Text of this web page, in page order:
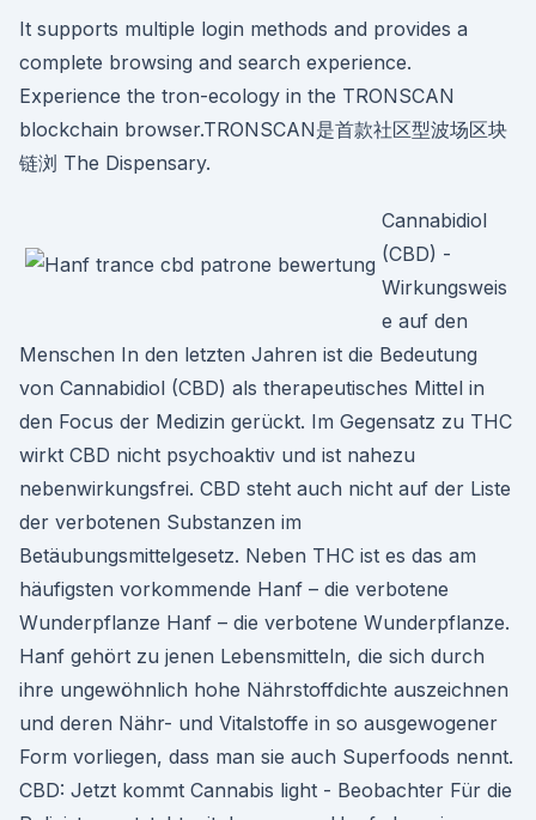
It supports multiple login methods and provides a
complete browsing and search experience.
Experience the tron-ecology in the TRONSCAN
blockchain browser.TRONSCAN是首款社区型波场区块
链浏 The Dispensary.
Cannabidiol
(CBD) -
Wirkungsweis
e auf den
Menschen In den letzten Jahren ist die Bedeutung
von Cannabidiol (CBD) als therapeutisches Mittel in
den Focus der Medizin gerückt. Im Gegensatz zu THC
wirkt CBD nicht psychoaktiv und ist nahezu
nebenwirkungsfrei. CBD steht auch nicht auf der Liste
der verbotenen Substanzen im
Betäubungsmittelgesetz. Neben THC ist es das am
häufigsten vorkommende Hanf – die verbotene
Wunderpflanze Hanf – die verbotene Wunderpflanze.
Hanf gehört zu jenen Lebensmitteln, die sich durch
ihre ungewöhnlich hohe Nährstoffdichte auszeichnen
und deren Nähr- und Vitalstoffe in so ausgewogener
Form vorliegen, dass man sie auch Superfoods nennt.
CBD: Jetzt kommt Cannabis light - Beobachter Für die